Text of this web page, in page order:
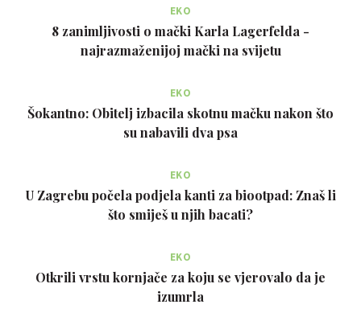
EKO
8 zanimljivosti o mački Karla Lagerfelda -
najrazmaženijoj mački na svijetu
EKO
Šokantno: Obitelj izbacila skotnu mačku nakon što
su nabavili dva psa
EKO
U Zagrebu počela podjela kanti za biootpad: Znaš li
što smiješ u njih bacati?
EKO
Otkrili vrstu kornjače za koju se vjerovalo da je
izumrla